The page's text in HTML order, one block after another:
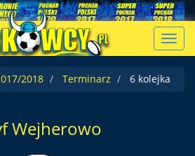
2018 Terminarz 6 kolejka
Wejherowo